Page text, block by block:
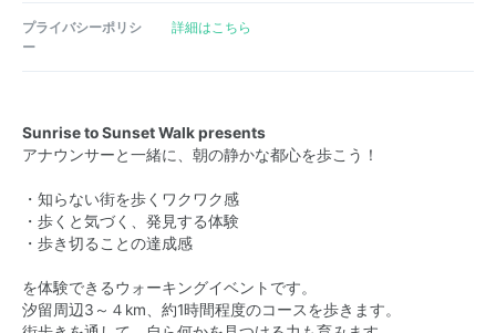
プライバシーポリシ
ー
詳細はこちら
Sunrise to Sunset Walk presents
アナウンサーと一緒に、朝の静かな都心を歩こう！
・知らない街を歩くワクワク感
・歩くと気づく、発見する体験
・歩き切ることの達成感
を体験できるウォーキングイベントです。
汐留周辺3～４km、約1時間程度のコースを歩きます。